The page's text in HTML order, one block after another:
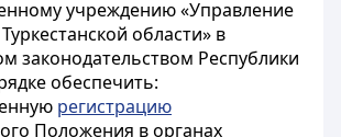
учреждению «Управление
области» в
законодательством Республики
обеспечить:
регистрацию
Положения в органах